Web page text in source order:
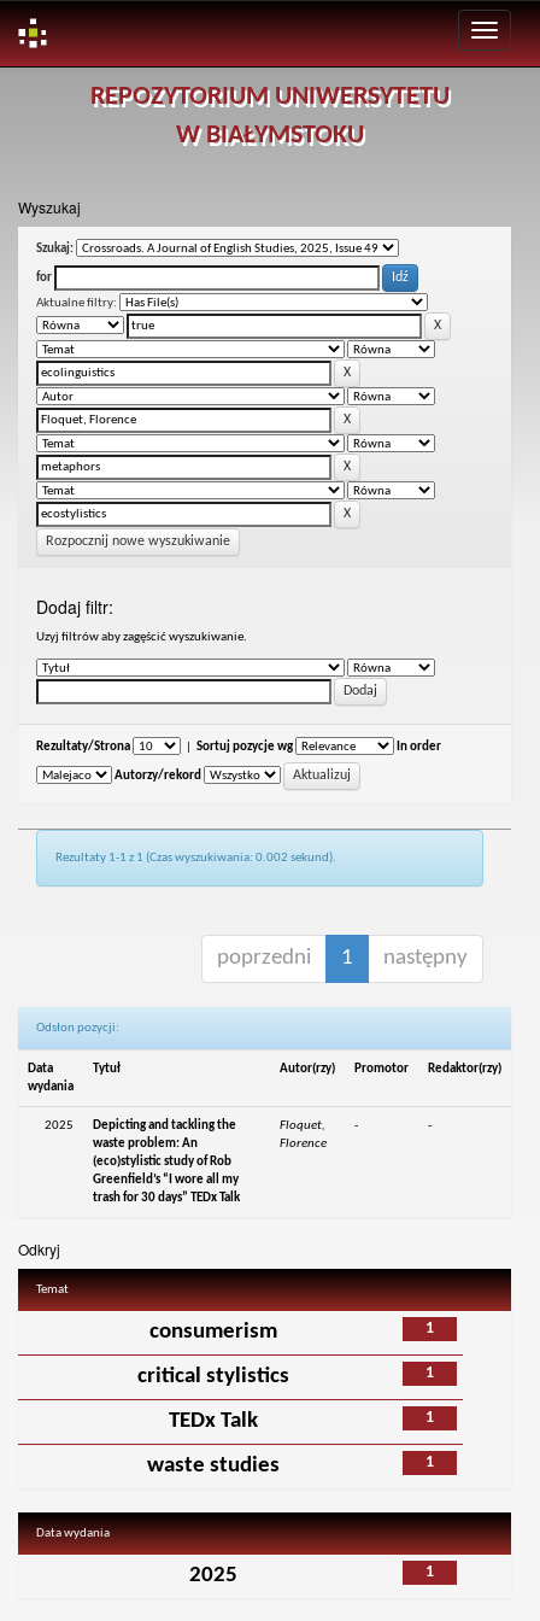
REPOZYTORIUM UNIWERSYTETU
W BIAŁYMSTOKU
Wyszukaj
Szukaj:
for
Aktualne filtry:
Rozpocznij nowe wyszukiwanie
Dodaj filtr:
Uzyj filtrów aby zagęścić wyszukiwanie.
Rezultaty/Strona Sortuj pozycje wg In order
Autorzy/rekord
Rezultaty 1-1 z 1 (Czas wyszukiwania: 0.002 sekund).
poprzedni 1 następny
Odsłon pozycji:
Data
wydania
Tytuł Autor(rzy) Promotor Redaktor(rzy)
2025
Depicting and tackling the
waste problem: An
(eco)stylistic study of Rob
Greenfield’s “I wore all my
trash for 30 days” TEDx Talk
Floquet,
Florence
- -
Odkryj
Temat
1
consumerism
1
critical stylistics
1
TEDx Talk
1
waste studies
Data wydania
1
2025